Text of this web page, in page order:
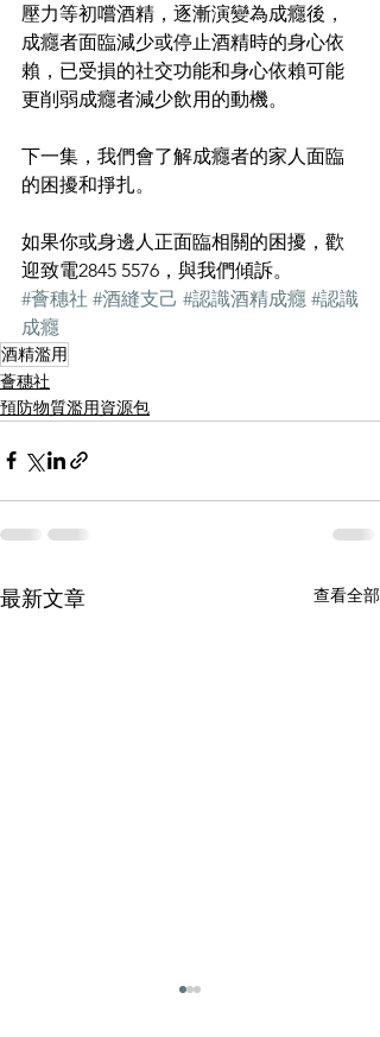
壓力等初嚐酒精，逐漸演變為成癮後，
成癮者面臨減少或停止酒精時的身心依
賴，已受損的社交功能和身心依賴可能
更削弱成癮者減少飲用的動機。
下一集，我們會了解成癮者的家人面臨
的困擾和掙扎。
如果你或身邊人正面臨相關的困擾，歡
迎致電2845 5576，與我們傾訴。
#薈穗社 #酒縫支己 #認識酒精成癮 #認識
成癮
酒精濫用
薈穗社
預防物質濫用資源包
最新文章 查看全部